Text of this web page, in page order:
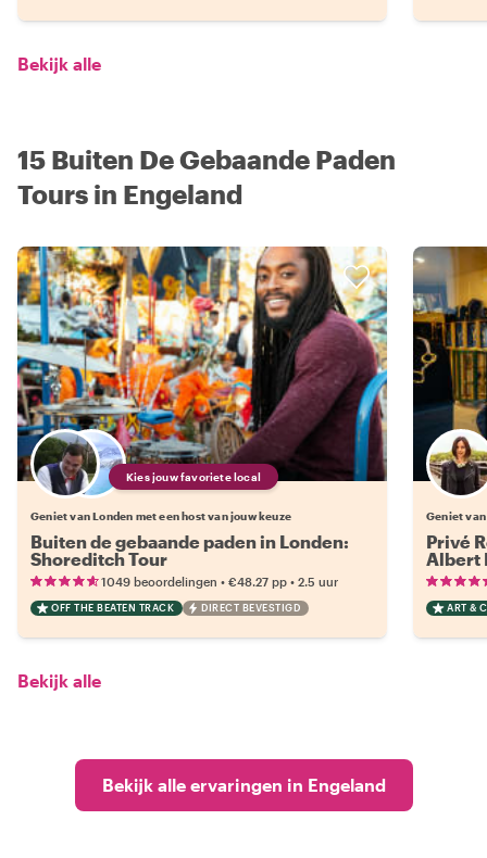
Bekijk alle
15 Buiten De Gebaande Paden
Tours in Engeland
Kies jouw favoriete local
Geniet van Londen met een host van jouw keuze
Buiten de gebaande paden in Londen:
Shoreditch Tour
1049 beoordelingen • €48.27 pp • 2.5 uur
OFF THE BEATEN TRACK DIRECT BEVESTIGD
Geniet
Privé
Albert
ART &
Bekijk alle
Bekijk alle ervaringen in Engeland